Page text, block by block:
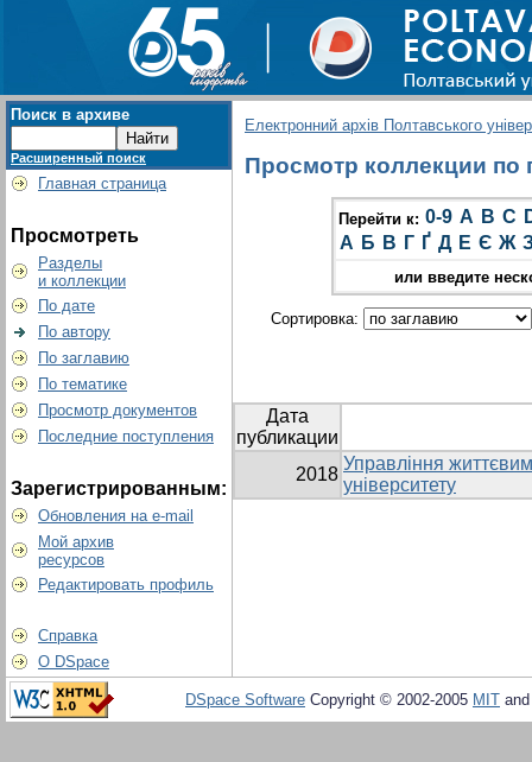
Поиск в архиве
Расширенный поиск
Главная страница
Просмотреть
Разделы
и коллекции
По дате
По автору
По заглавию
По тематике
Просмотр документов
Последние поступления
Зарегистрированным:
Обновления на e-mail
Мой архив
ресурсов
Редактировать профиль
Справка
О DSpace
Електронний архів Полтавського
Просмотр коллекции по
Перейти к: 0-9 A B C
А Б В Г Ґ Д Е Є Ж
или введите
Сортировка:
Дата
публикации
2018
Управління
університету
DSpace Software Copyright © 2002-2005 MIT